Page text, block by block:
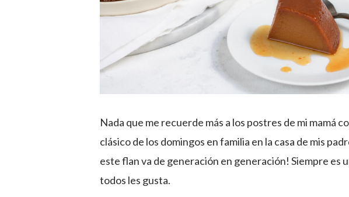
Nada que me recuerde más a los postres de mi mamá
clásico de los domingos en familia en la casa de mis
este flan va de generación en generación! Siempre es
todos les gusta.